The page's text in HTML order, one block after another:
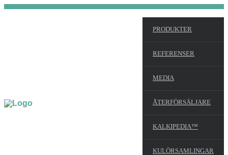
PRODUKTER
REFERENSER
MEDIA
ÅTERFÖRSÄLJARE
KALKIPEDIA™
KULÖRSAMLINGAR